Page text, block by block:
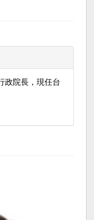
政院長，現任台